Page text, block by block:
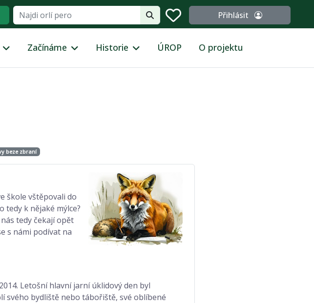
Přihlásit
Začínáme Historie ÚROP O projektu
beze zbraní
škole vštěpovali do
tedy k nějaké mýlce?
tedy čekají opět
s námi podívat na
Letošní hlavní jarní úklidový den byl
svého bydliště nebo tábořiště, své oblíbené